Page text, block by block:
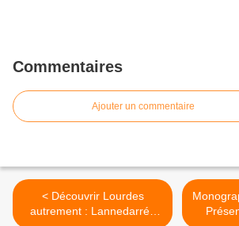
Commentaires
Ajouter un commentaire
< Découvrir Lourdes
autrement : Lannedarré /